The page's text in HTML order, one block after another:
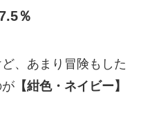
％
、あまり冒険もした
【紺色・ネイビー】